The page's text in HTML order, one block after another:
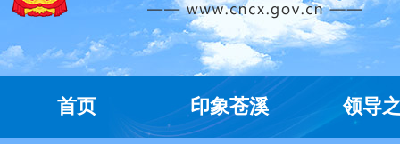
首页 印象苍溪 领导